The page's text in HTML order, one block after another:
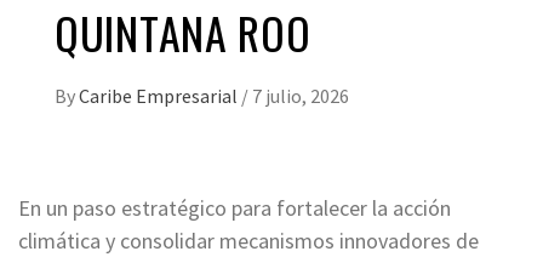
QUINTANA ROO
ByCaribe Empresarial / 7 julio, 2026
En un paso estratégico para fortalecer la acción
climática y consolidar mecanismos innovadores de